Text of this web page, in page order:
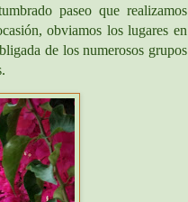
paseo que realizamos
obviamos los lugares en
de los numerosos grupos